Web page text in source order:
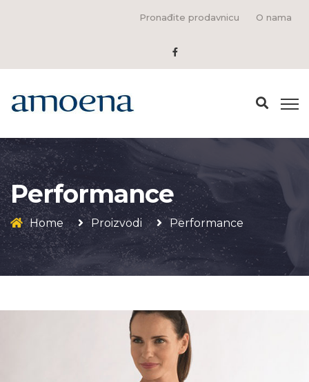
Pronađite prodavnicu O nama
Performance
Home Proizvodi Performance